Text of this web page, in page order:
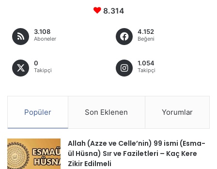
8.314
3.108
Aboneler
4.152
Beğeni
0
Takipçi
1.054
Takipçi
Popüler Son Eklenen Yorumlar
Allah (Azze ve Celle’nin) 99 ismi (Esma-
ül Hüsna) Sır ve Faziletleri – Kaç Kere
Zikir Edilmeli